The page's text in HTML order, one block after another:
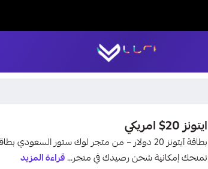
LUCK STORE
ايتونز 20$ امريكي
تمنحك إمكانية شحن رصيدك في متجر...قراءة المزيد